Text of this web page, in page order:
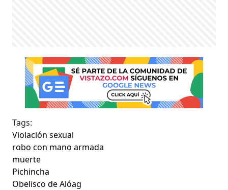
Tags:
Violación sexual
robo con mano armada
muerte
Pichincha
Obelisco de Alóag